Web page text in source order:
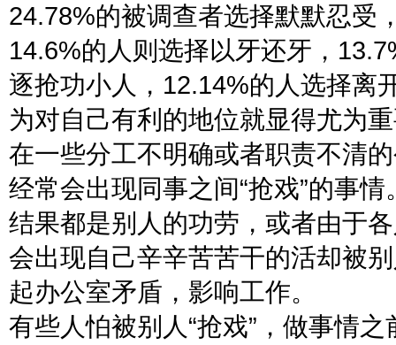
24.78%的被调查者选择默默忍受
14.6%的人则选择以牙还牙，
逐抢功小人，12.14%的人选择离
为对自己有利的地位就显得尤为
在一些分工不明确或者职责不清
经常会出现同事之间“抢戏”的事
结果都是别人的功劳，或者由于
会出现自己辛辛苦苦干的活却被
起办公室矛盾，影响工作。
有些人怕被别人“抢戏”，做事情